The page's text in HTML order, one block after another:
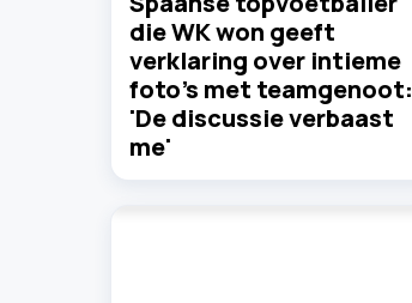
die WK won geeft
verklaring over intieme
foto's met teamgenoot:
'De discussie verbaast
me'